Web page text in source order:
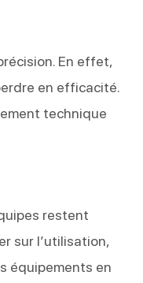
En effet,
en efficacité.
technique
restent
sur l’utilisation,
équipements en